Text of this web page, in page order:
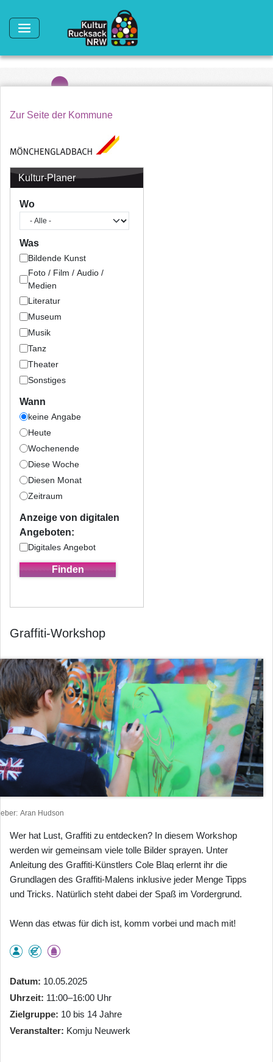
Zur Seite der Kommune
Kultur-Planer
Wo
Was
Bildende Kunst
Foto / Film / Audio /
Medien
Literatur
Museum
Musik
Tanz
Theater
Sonstiges
Wann
keine Angabe
Heute
Wochenende
Diese Woche
Diesen Monat
Zeitraum
Anzeige von digitalen
Angeboten:
Digitales Angebot
Graffiti-Workshop
Aran Hudson
Wer hat Lust, Graffiti zu entdecken? In diesem Workshop
werden wir gemeinsam viele tolle Bilder sprayen. Unter
Anleitung des Graffiti-Künstlers Cole Blaq erlernt ihr die
Grundlagen des Graffiti-Malens inklusive jeder Menge Tipps
und Tricks. Natürlich steht dabei der Spaß im Vordergrund.
Wenn das etwas für dich ist, komm vorbei und mach mit!
Datum 10.05.2025
Uhrzeit 11:00–16:00 Uhr
Zielgruppe 10 bis 14 Jahre
Veranstalter Komju Neuwerk